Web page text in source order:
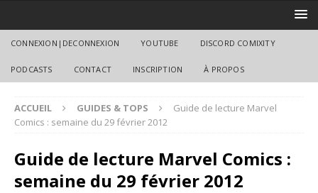
CONNEXION|DECONNEXION YOUTUBE DISCORD COMIXITY
PODCASTS CONTACT INSCRIPTION À PROPOS
ACCUEIL GUIDES & TOPS
Guide de lecture Marvel
Comics : semaine du 29 février 2012
Guide de lecture Marvel Comics :
semaine du 29 février 2012